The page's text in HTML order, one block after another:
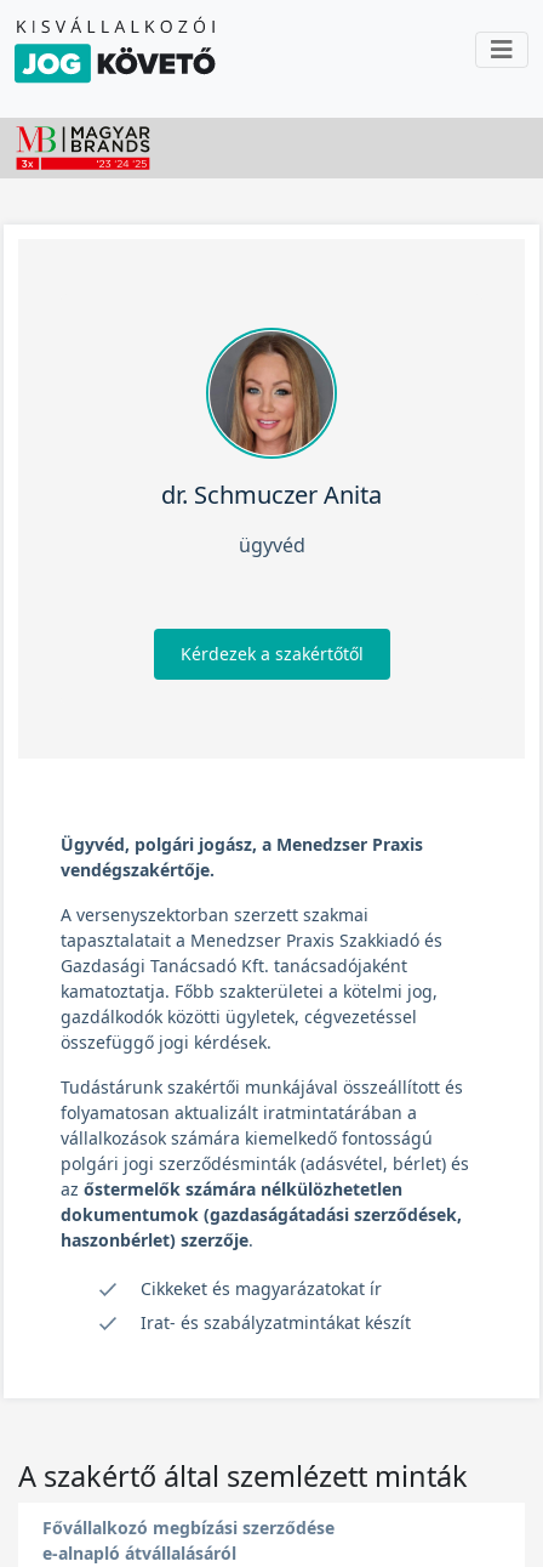
dr. Schmuczer Anita
ügyvéd
Kérdezek a szakértőtől
Ügyvéd, polgári jogász, a Menedzser Praxis
vendégszakértője.
A versenyszektorban szerzett szakmai
tapasztalatait a Menedzser Praxis Szakkiadó és
Gazdasági Tanácsadó Kft. tanácsadójaként
kamatoztatja. Főbb szakterületei a kötelmi jog,
gazdálkodók közötti ügyletek, cégvezetéssel
összefüggő jogi kérdések.
Tudástárunk szakértői munkájával összeállított és
folyamatosan aktualizált iratmintatárában a
vállalkozások számára kiemelkedő fontosságú
polgári jogi szerződésminták (adásvétel, bérlet) és
az őstermelők számára nélkülözhetetlen
dokumentumok (gazdaságátadási szerződések,
haszonbérlet) szerzője.
Cikkeket és magyarázatokat ír
Irat- és szabályzatmintákat készít
A szakértő által szemlézett minták
Fővállalkozó megbízási szerződése
e-alnapló átvállalásáról